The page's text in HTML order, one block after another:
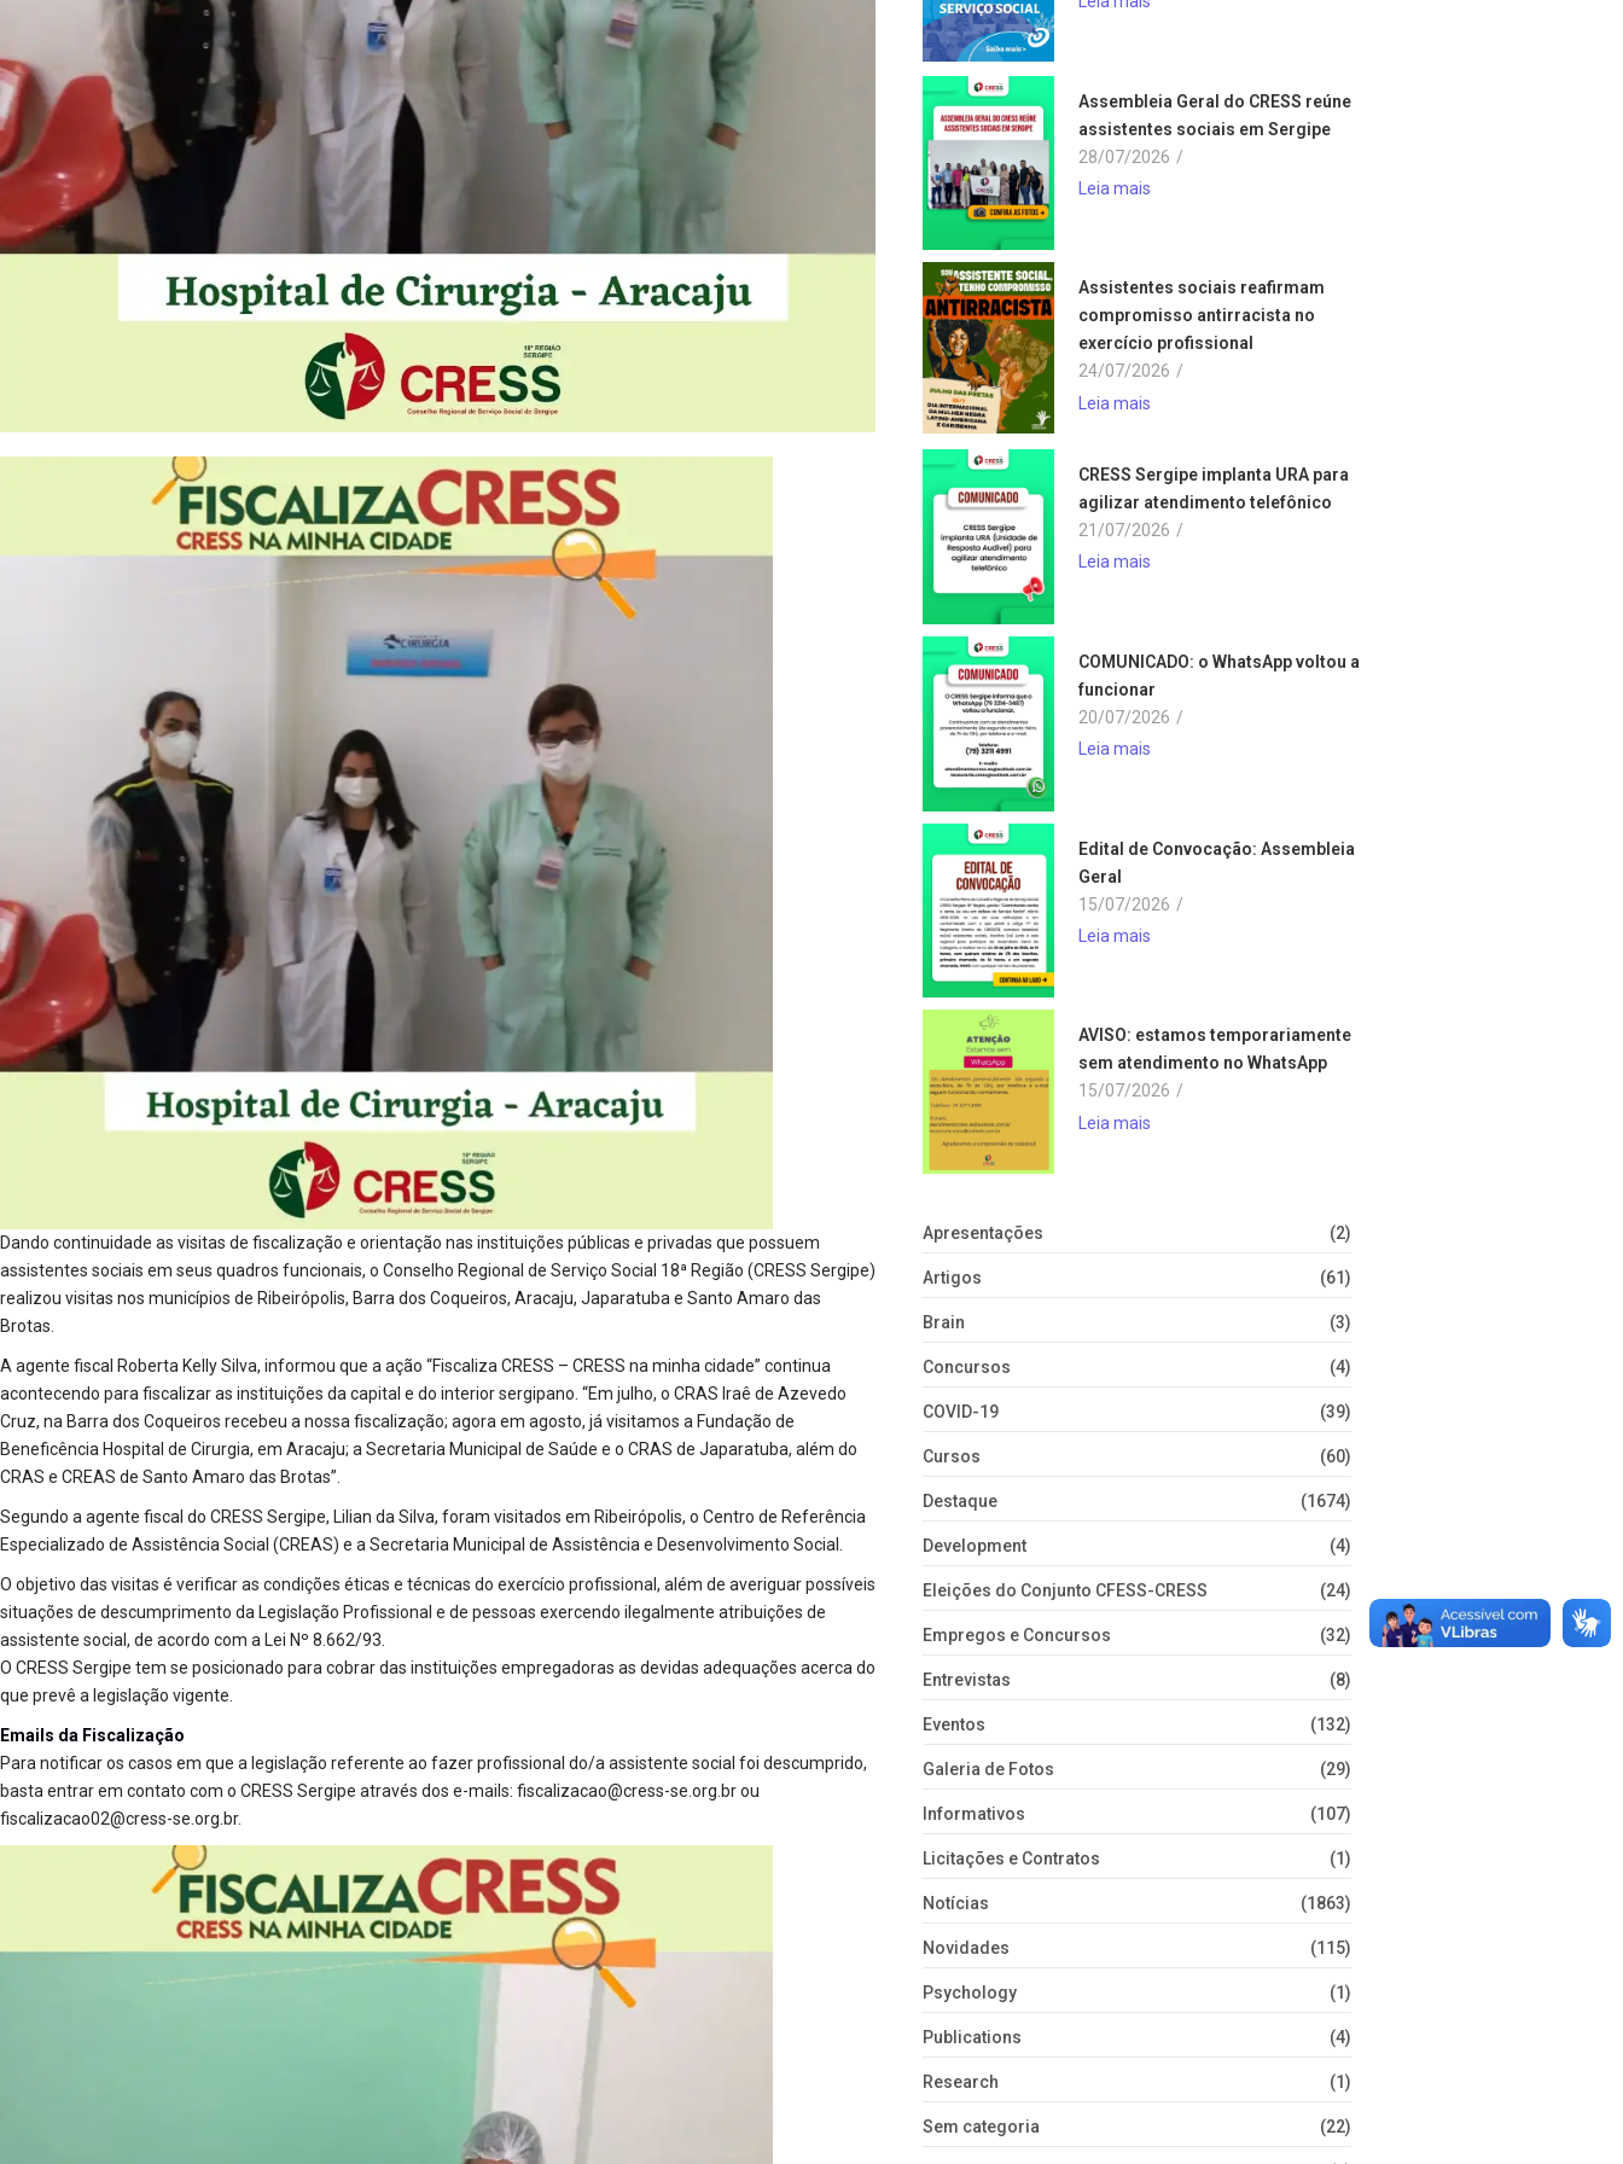
Dando continuidade as visitas de fiscalização e orientação nas instituições públicas e privadas que possuem
assistentes sociais em seus quadros funcionais, o Conselho Regional de Serviço Social 18ª Região (CRESS Sergipe)
realizou visitas nos municípios de Ribeirópolis, Barra dos Coqueiros, Aracaju, Japaratuba e Santo Amaro das
Brotas.
A agente fiscal Roberta Kelly Silva, informou que a ação “Fiscaliza CRESS – CRESS na minha cidade” continua
acontecendo para fiscalizar as instituições da capital e do interior sergipano. “Em julho, o CRAS Iraê de Azevedo
Cruz, na Barra dos Coqueiros recebeu a nossa fiscalização; agora em agosto, já visitamos a Fundação de
Beneficência Hospital de Cirurgia, em Aracaju; a Secretaria Municipal de Saúde e o CRAS de Japaratuba, além do
CRAS e CREAS de Santo Amaro das Brotas”.
Segundo a agente fiscal do CRESS Sergipe, Lilian da Silva, foram visitados em Ribeirópolis, o Centro de Referência
Especializado de Assistência Social (CREAS) e a Secretaria Municipal de Assistência e Desenvolvimento Social.
O objetivo das visitas é verificar as condições éticas e técnicas do exercício profissional, além de averiguar possíveis
situações de descumprimento da Legislação Profissional e de pessoas exercendo ilegalmente atribuições de
assistente social, de acordo com a Lei Nº 8.662/93.
O CRESS Sergipe tem se posicionado para cobrar das instituições empregadoras as devidas adequações acerca do
que prevê a legislação vigente.
Emails da Fiscalização
Para notificar os casos em que a legislação referente ao fazer profissional do/a assistente social foi descumprido,
basta entrar em contato com o CRESS Sergipe através dos e-mails: fiscalizacao@cress-se.org.br ou
fiscalizacao02@cress-se.org.br.
Assembleia Geral do CRESS reúne
assistentes sociais em Sergipe
28/07/2026 /
Leia mais
Assistentes sociais reafirmam
compromisso antirracista no
exercício profissional
24/07/2026 /
Leia mais
CRESS Sergipe implanta URA para
agilizar atendimento telefônico
21/07/2026 /
Leia mais
COMUNICADO: o WhatsApp voltou a
funcionar
20/07/2026 /
Leia mais
Edital de Convocação: Assembleia
Geral
15/07/2026 /
Leia mais
AVISO: estamos temporariamente
sem atendimento no WhatsApp
15/07/2026 /
Leia mais
Apresentações (2)
Artigos (61)
Brain (3)
Concursos (4)
COVID-19 (39)
Cursos (60)
Destaque (1674)
Development (4)
Eleições do Conjunto CFESS-CRESS (24)
Empregos e Concursos (32)
Entrevistas (8)
Eventos (132)
Galeria de Fotos (29)
Informativos (107)
Licitações e Contratos (1)
Notícias (1863)
Novidades (115)
Psychology (1)
Publications (4)
Research (1)
Sem categoria (22)